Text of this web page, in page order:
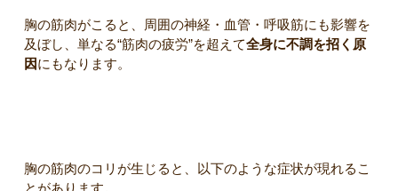
胸の筋肉がこると、周囲の神経・血管・呼吸筋にも影響を
及ぼし、単なる“筋肉の疲労”を超えて全身に不調を招く原
因にもなります。
胸の筋肉のコリが生じると、以下のような症状が現れるこ
とがあります。